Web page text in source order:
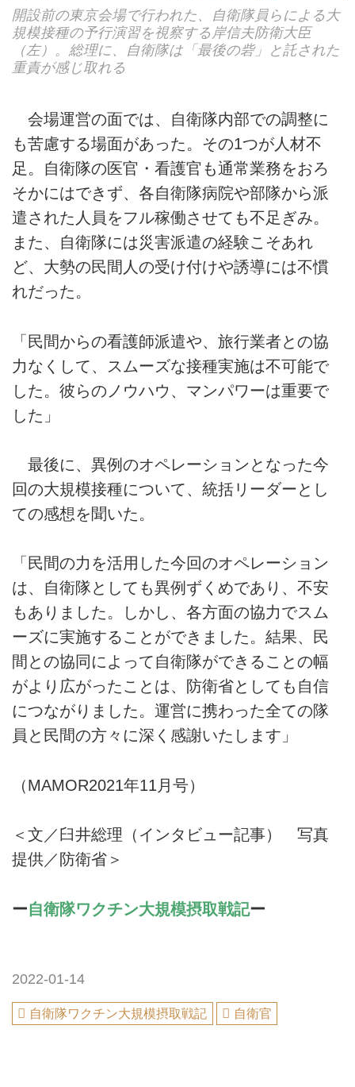
開設前の東京会場で行われた、自衛隊員らによる大
規模接種の予行演習を視察する岸信夫防衛大臣
（左）。総理に、自衛隊は「最後の砦」と託された
重責が感じ取れる
会場運営の面では、自衛隊内部での調整に
も苦慮する場面があった。その1つが人材不
足。自衛隊の医官・看護官も通常業務をおろ
そかにはできず、各自衛隊病院や部隊から派
遣された人員をフル稼働させても不足ぎみ。
また、自衛隊には災害派遣の経験こそあれ
ど、大勢の民間人の受け付けや誘導には不慣
れだった。
「民間からの看護師派遣や、旅行業者との協
力なくして、スムーズな接種実施は不可能で
した。彼らのノウハウ、マンパワーは重要で
した」
最後に、異例のオペレーションとなった今
回の大規模接種について、統括リーダーとし
ての感想を聞いた。
「民間の力を活用した今回のオペレーション
は、自衛隊としても異例ずくめであり、不安
もありました。しかし、各方面の協力でスム
ーズに実施することができました。結果、民
間との協同によって自衛隊ができることの幅
がより広がったことは、防衛省としても自信
につながりました。運営に携わった全ての隊
員と民間の方々に深く感謝いたします」
（MAMOR2021年11月号）
＜文／臼井総理（インタビュー記事） 写真
提供／防衛省＞
ー自衛隊ワクチン大規模摂取戦記ー
2022-01-14
自衛隊ワクチン大規模摂取戦記 自衛官